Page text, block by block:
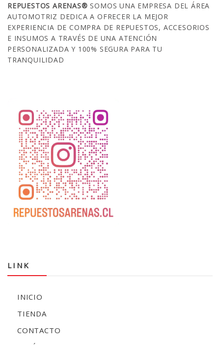
REPUESTOS ARENAS®SOMOS UNA EMPRESA DEL ÁREA
AUTOMOTRIZ DEDICA A OFRECER LA MEJOR
EXPERIENCIA DE COMPRA DE REPUESTOS, ACCESORIOS
E INSUMOS A TRAVÉS DE UNA ATENCIÓN
PERSONALIZADA Y 100% SEGURA PARA TU
TRANQUILIDAD
LINK
INICIO
TIENDA
CONTACTO